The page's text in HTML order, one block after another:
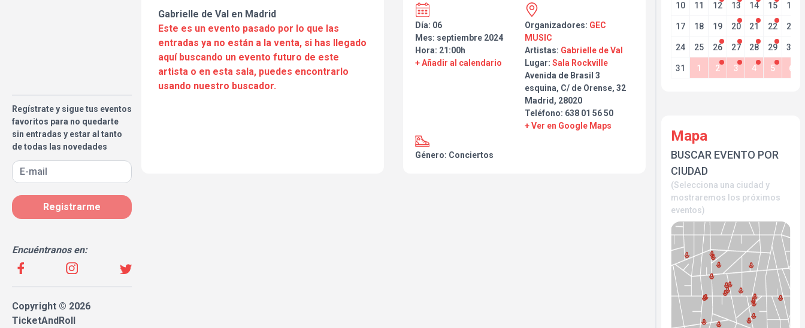
Regístrate y sigue tus eventos
favoritos para no quedarte
sin entradas y estar al tanto
de todas las novedades
Registrarme
Encuéntranos en:
Copyright © 2026
TicketAndRoll
Gabrielle de Val en Madrid
Este es un evento pasado por lo que las
entradas ya no están a la venta, si has llegado
aquí buscando un evento futuro de este
artista o en esta sala, puedes encontrarlo
usando nuestro buscador.
Día: 06
Mes: septiembre 2024
Hora: 21:00h
+ Añadir al calendario
Organizadores: GEC
MUSIC
Artistas: Gabrielle de Val
Lugar: Sala Rockville
Avenida de Brasil 3
esquina, C/ de Orense, 32
Madrid, 28020
Teléfono: 638 01 56 50
+ Ver en Google Maps
Género: Conciertos
10 11 12 13 14 15 16
17 18 19 20 21 22 23
24 25 26 27 28 29 30
31 1 2 3 4 5 6
Mapa
BUSCAR EVENTO POR
CIUDAD
(Selecciona una ciudad y
mostraremos los próximos
eventos)